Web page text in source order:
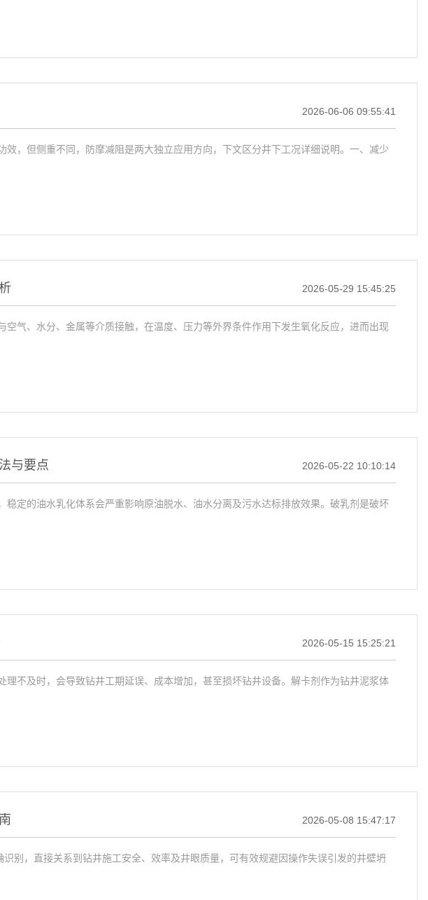
2026-06-06 09:55:41
，但侧重不同，防摩减阻是两大独立应用方向，下文区分井下工况详细说明。一、减少
2026-05-29 15:45:25
气、水分、金属等介质接触，在温度、压力等外界条件作用下发生氧化反应，进而出现
与要点 2026-05-22 10:10:14
定的油水乳化体系会严重影响原油脱水、油水分离及污水达标排放效果。破乳剂是破坏
2026-05-15 15:25:21
不及时，会导致钻井工期延误、成本增加，甚至损坏钻井设备。解卡剂作为钻井泥浆体
2026-05-08 15:47:17
别，直接关系到钻井施工安全、效率及井眼质量，可有效规避因操作失误引发的井壁坍